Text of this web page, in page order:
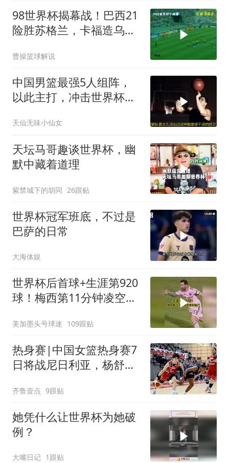
98世界杯揭幕战！巴西21
险胜苏格兰，卡福造乌
曹操篮球解说
中国男篮最强5人组阵，
以此主打，冲击世界杯晋
天仙无味小仙女
天坛马哥趣谈世界杯，幽
默中藏着道理
紫禁城下的胡同 26跟贴
世界杯冠军班底，不过是
巴萨的日常
大海体娱
世界杯后首球+生涯第920
球！梅西第11分钟凌空垫
美加墨头号球迷 109跟贴
热身赛|中国女篮热身赛7
日将战尼日利亚，杨舒予
齐鲁壹点 9跟贴
她凭什么让世界杯为她破
例？
大嘴日记 1跟贴